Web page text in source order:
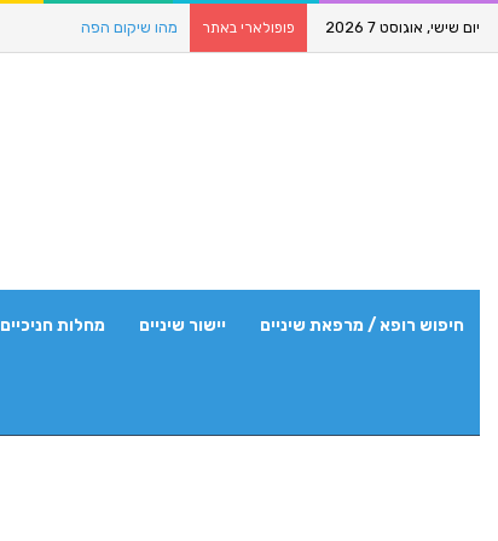
יום שישי, אוגוסט 7 2026 פופולארי באתר מהו שיקום הפה
חיפוש רופא / מרפאת שיניים יישור שיניים מחלות חניכיים